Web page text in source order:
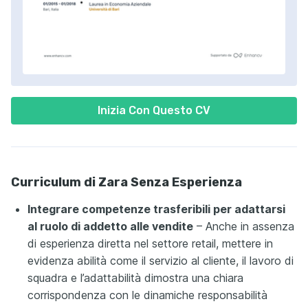
Inizia Con Questo CV
Curriculum di Zara Senza Esperienza
Integrare competenze trasferibili per adattarsi
al ruolo di addetto alle vendite – Anche in assenza
di esperienza diretta nel settore retail, mettere in
evidenza abilità come il servizio al cliente, il lavoro di
squadra e l’adattabilità dimostra una chiara
corrispondenza con le dinamiche responsabilità